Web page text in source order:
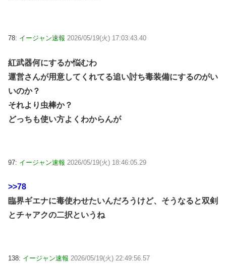
78: イージャン速報 2026/05/19(火) 17:03:43.40
紅武器何にするか悩むわ
運営さんが用意してくれてる追い討ち毒装備にするのがい
いのか？
それより虫棒か？
どっちも使い方よくわからんが
97: イージャン速報 2026/05/19(火) 18:46:05.29
>>78
臨界ギエナに毒使わせたいんだろうけど、そうなると双剣
とチャアクの二択というね
138: イージャン速報 2026/05/19(火) 22:49:56.57